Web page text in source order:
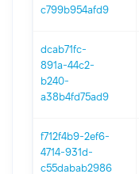
c799b954afd9
dcab71fc-
891a-44c2-
b240-
a38b4fd75ad9
f712f4b9-2ef6-
4714-931d-
c55dabab2986